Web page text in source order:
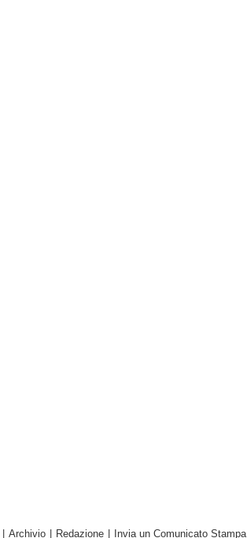
| Archivio | Redazione | Invia un Comunicato Stampa